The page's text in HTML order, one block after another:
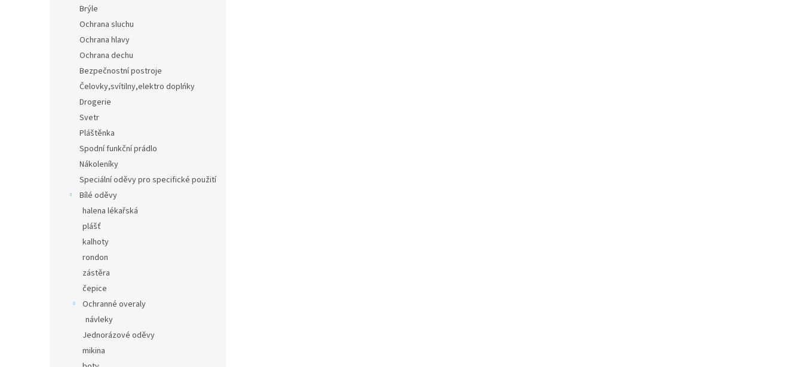
Brýle
Ochrana sluchu
Ochrana hlavy
Ochrana dechu
Bezpečnostní postroje
Čelovky,svítilny,elektro doplńky
Drogerie
Svetr
Pláštěnka
Spodní funkční prádlo
Nákoleníky
Speciální oděvy pro specifické použití
Bílé oděvy
halena lékařská
plášť
kalhoty
rondon
zástěra
čepice
Ochranné overaly
návleky
Jednorázové oděvy
mikina